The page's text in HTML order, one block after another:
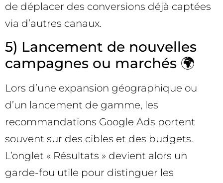
de déplacer des conversions déjà captées
via d’autres canaux.
5) Lancement de nouvelles
campagnes ou marchés 🌍
Lors d’une expansion géographique ou
d’un lancement de gamme, les
recommandations Google Ads portent
souvent sur des cibles et des budgets.
L’onglet « Résultats » devient alors un
garde-fou utile pour distinguer les